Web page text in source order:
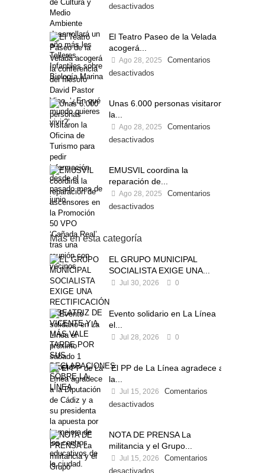
desactivados
El Teatro Paseo de la Velada
acogerá...
Ago 28, 2025
Comentarios
desactivados
Unas 6.000 personas visitaron
la...
Ago 28, 2025
Comentarios
desactivados
EMUSVIL coordina la
reparación de...
Ago 28, 2025
Comentarios
desactivados
Más en esta categoría
EL GRUPO MUNICIPAL
SOCIALISTA EXIGE UNA...
Jul 30, 2026 0
Evento solidario en La Línea
el...
Jul 28, 2026 0
El PP de La Línea agradece a
la...
Jul 15, 2026
Comentarios
desactivados
NOTA DE PRENSA La
militancia y el Grupo...
Jul 15, 2026
Comentarios
desactivados